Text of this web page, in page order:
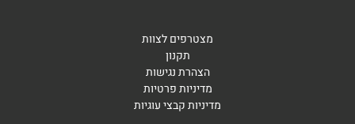
מצטרפים לצוות
תקנון
הצהרת נגישות
מדיניות פרטיות
מדיניות קבצי עוגיות